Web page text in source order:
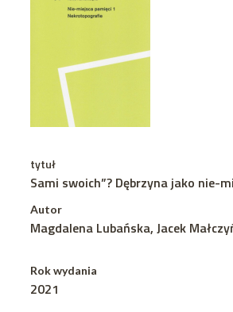
tytuł
Sami swoich”? Dębrzyna jako nie-
Autor
Magdalena Lubańska, Jacek
Rok wydania
2021